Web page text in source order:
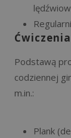
Podstawą
codziennej
m.in.:
Plank